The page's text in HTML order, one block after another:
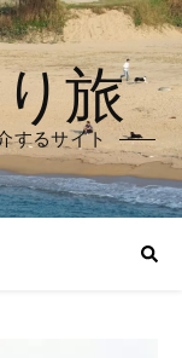
旅
するサイト